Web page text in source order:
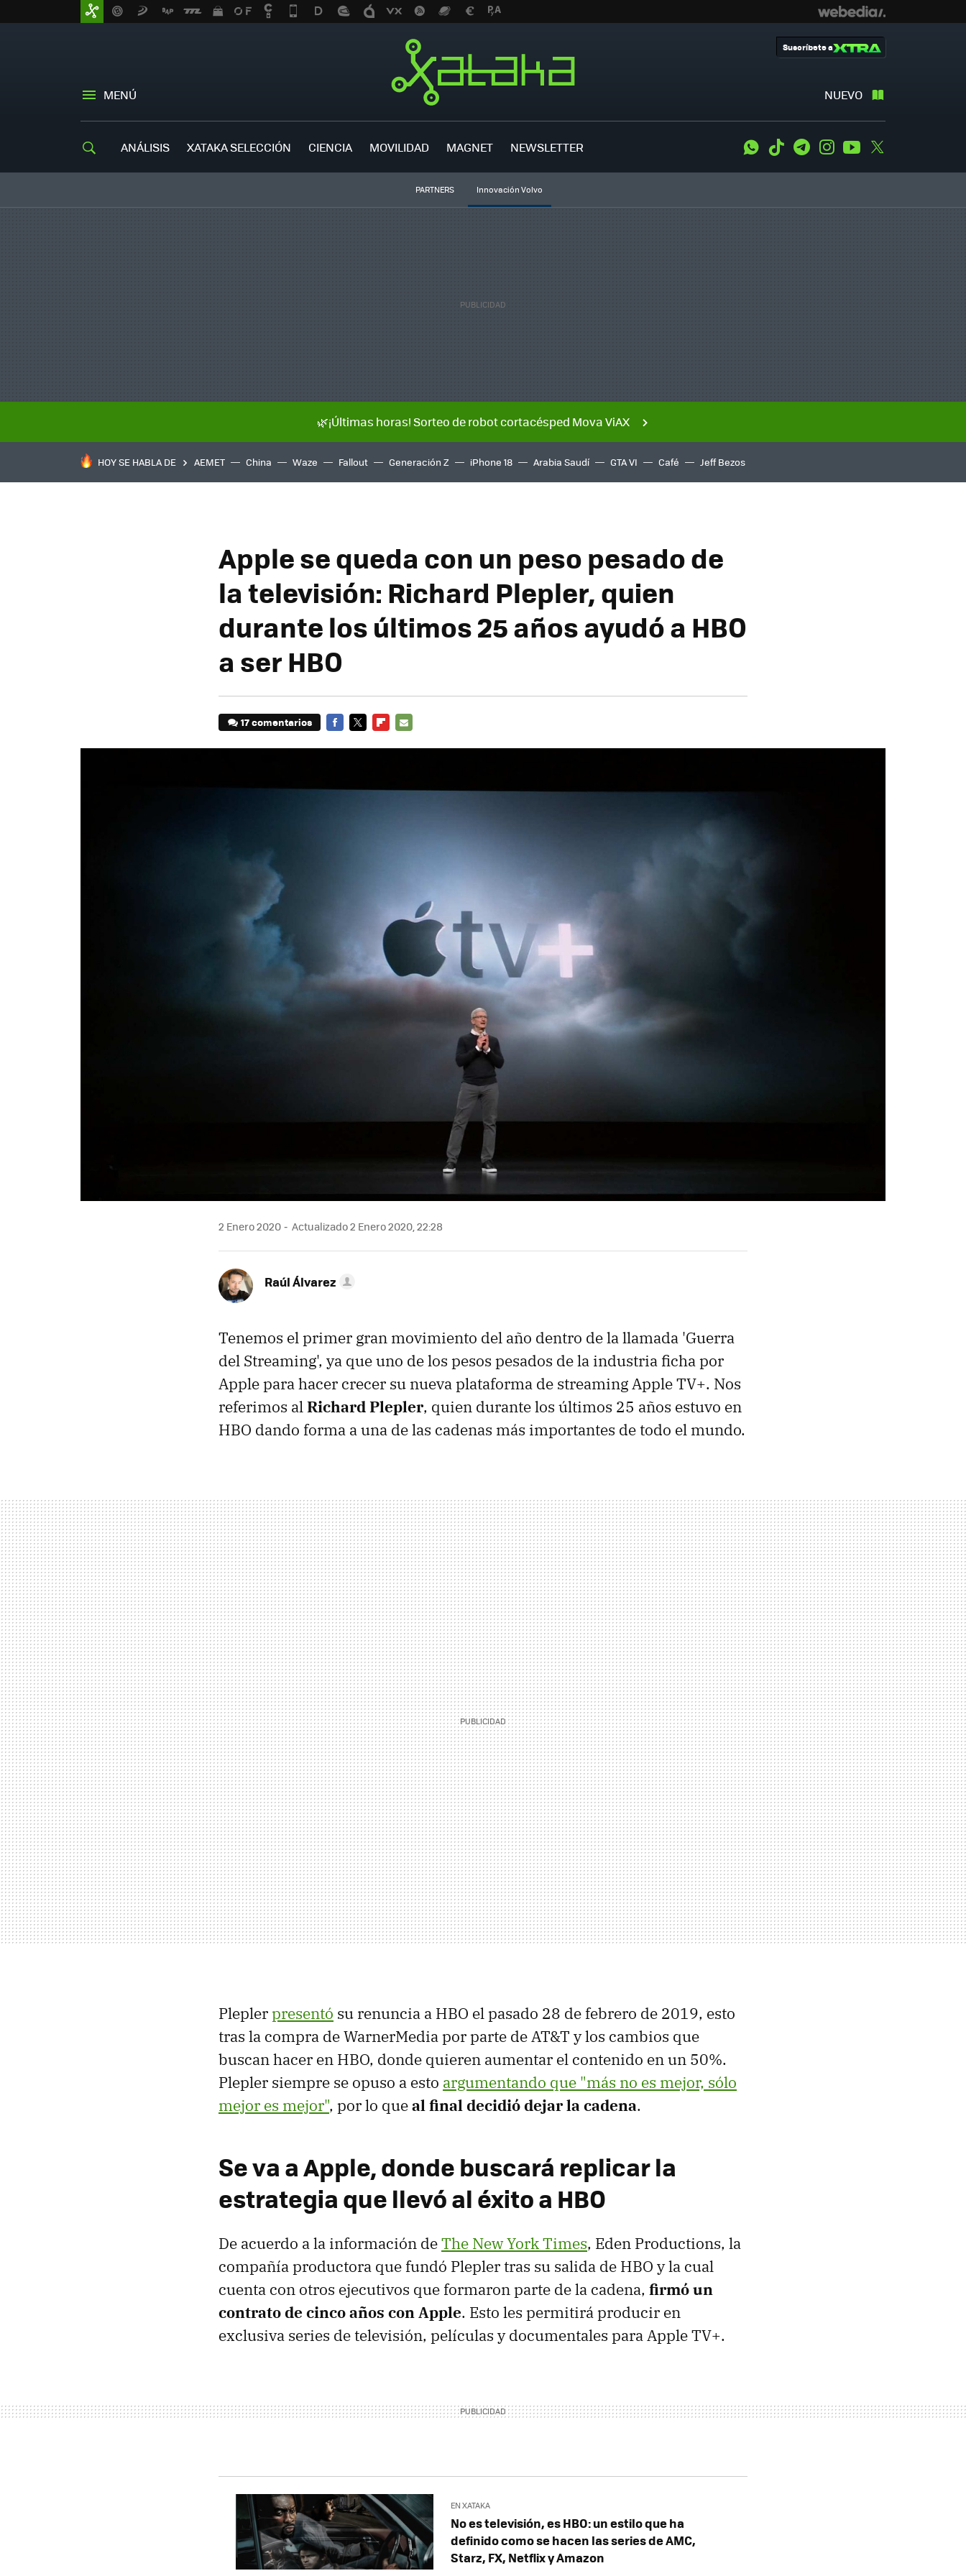
MENÚ NUEVO
Suscríbete a
ANÁLISIS XATAKA SELECCIÓN CIENCIA MOVILIDAD MAGNET NEWSLETTER WhatsApp
Tiktok TelegramInstagramYoutube
PARTNERS Innovación Volvo
🌿¡Últimas horas! Sorteo de robot cortacésped Mova ViAX
HOY SE HABLA DE AEMET China Waze Fallout Generación Z iPhone 18 Arabia Saudí GTA VI Café Jeff Bezos
Apple se queda con un peso pesado de
la televisión: Richard Plepler, quien
durante los últimos 25 años ayudó a HBO
a ser HBO
17 comentarios
2 Enero 2020 Actualizado 2 Enero 2020, 22:28
Raúl Álvarez
Tenemos el primer gran movimiento del año dentro de la llamada 'Guerra
del Streaming', ya que uno de los pesos pesados de la industria ficha por
Apple para hacer crecer su nueva plataforma de streaming Apple TV+. Nos
referimos alRichard Plepler, quien durante los últimos 25 años estuvo en
HBO dando forma a una de las cadenas más importantes de todo el mundo.
Pleplerpresentó su renuncia a HBO el pasado 28 de febrero de 2019, esto
tras la compra de WarnerMedia por parte de AT&T y los cambios que
buscan hacer en HBO, donde quieren aumentar el contenido en un 50%.
Plepler siempre se opuso a esto argumentando que "más no es mejor, sólo
mejor es mejor", por lo queal final decidió dejar la cadena.
Se va a Apple, donde buscará replicar la
estrategia que llevó al éxito a HBO
De acuerdo a la información deThe New York Times, Eden Productions, la
compañía productora que fundó Plepler tras su salida de HBO y la cual
cuenta con otros ejecutivos que formaron parte de la cadena, firmó un
contrato de cinco años con Apple. Esto les permitirá producir en
exclusiva series de televisión, películas y documentales para Apple TV+.
EN XATAKA
No es televisión, es HBO: un estilo que ha
definido como se hacen las series de AMC,
Starz, FX, Netflix y Amazon